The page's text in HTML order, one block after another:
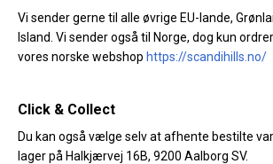
Vi sender gerne til alle øvrige EU-lande,
Island. Vi sender også til Norge, dog kun
vores norske webshop https://scandihills.no/
Click & Collect
Du kan også vælge selv at afhente bestilte
lager på Halkjærvej 16B, 9200 Aalborg SV.